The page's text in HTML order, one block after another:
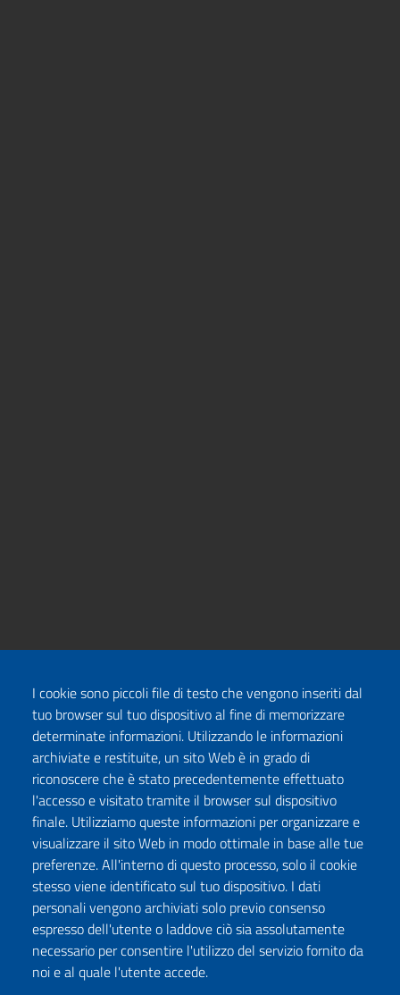
I cookie sono piccoli file di testo che vengono inseriti dal
tuo browser sul tuo dispositivo al fine di memorizzare
determinate informazioni. Utilizzando le informazioni
archiviate e restituite, un sito Web è in grado di
riconoscere che è stato precedentemente effettuato
l'accesso e visitato tramite il browser sul dispositivo
finale. Utilizziamo queste informazioni per organizzare e
visualizzare il sito Web in modo ottimale in base alle tue
preferenze. All'interno di questo processo, solo il cookie
stesso viene identificato sul tuo dispositivo. I dati
personali vengono archiviati solo previo consenso
espresso dell'utente o laddove ciò sia assolutamente
necessario per consentire l'utilizzo del servizio fornito da
noi e al quale l'utente accede.